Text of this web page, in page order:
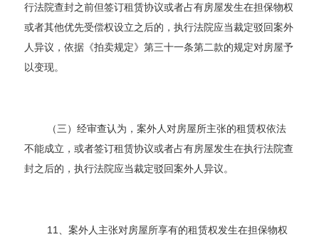
行法院查封之前但签订租赁协议或者占有房屋发生在担保物权
或者其他优先受偿权设立之后的，执行法院应当裁定驳回案外
人异议，依据《拍卖规定》第三十一条第二款的规定对房屋予
以变现。
（三）经审查认为，案外人对房屋所主张的租赁权依法
不能成立，或者签订租赁协议或者占有房屋发生在执行法院查
封之后的，执行法院应当裁定驳回案外人异议。
11、案外人主张对房屋所享有的租赁权发生在担保物权